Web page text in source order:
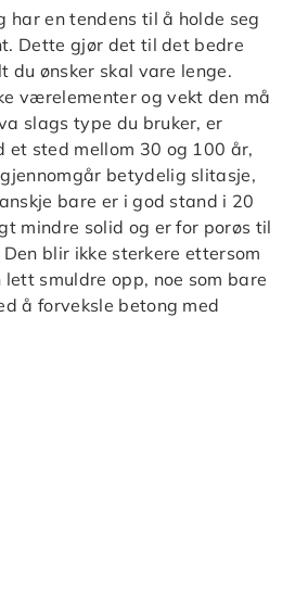
har en tendens til å holde seg
Dette gjør det til det bedre
du ønsker skal vare lenge.
værelementer og vekt den må
slags type du bruker, er
et sted mellom 30 og 100 år,
betydelig slitasje,
bare er i god stand i 20
mindre solid og er for porøs til
blir ikke sterkere ettersom
smuldre opp, noe som bare
å forveksle betong med